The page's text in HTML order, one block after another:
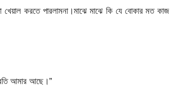
করতে পারলামনা।মাঝে মাঝে কি যে বোকার মত কাজ
আমার আছে।”